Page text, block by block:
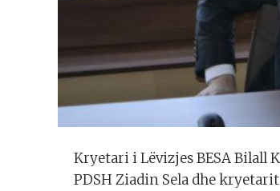
Kryetari i Lëvizjes BESA Bilall
PDSH Ziadin Sela dhe